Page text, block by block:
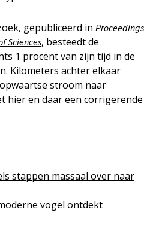
gepubliceerd in Proceedings
Sciences, besteedt de
1 procent van zijn tijd in de
Kilometers achter elkaar
stroom naar
hier en daar een corrigerende
stappen massaal over naar
vogel ontdekt